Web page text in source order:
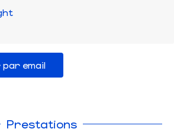
email
Prestations